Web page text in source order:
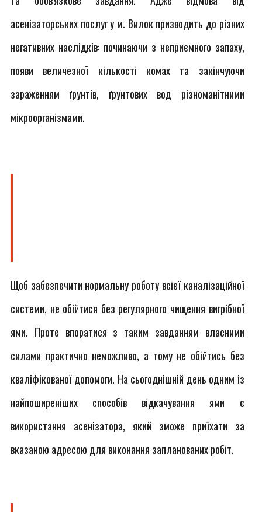
асенізаторських послуг у м. Вилок призводить до різних
негативних наслідків: починаючи з неприємного запаху,
появи величезної кількості комах та закінчуючи
зараженням ґрунтів, ґрунтових вод різноманітними
мікроорганізмами.
Щоб забезпечити нормальну роботу всієї каналізаційної
системи, не обійтися без регулярного чищення вигрібної
ями. Проте впоратися з таким завданням власними
силами практично неможливо, а тому не обійтись без
кваліфікованої допомоги. На сьогоднішній день одним із
найпоширеніших способів відкачування ями є
використання асенізатора, який зможе приїхати за
вказаною адресою для виконання запланованих робіт.